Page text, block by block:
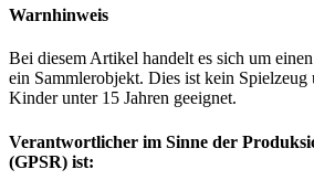
Warnhinweis
Bei diesem Artikel handelt es sich um
ein Sammlerobjekt. Dies ist kein Spielzeug
Kinder unter 15 Jahren geeignet.
Verantwortlicher im Sinne der
(GPSR) ist: